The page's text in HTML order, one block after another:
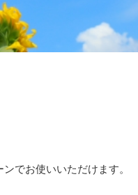
でお使いいただけます。